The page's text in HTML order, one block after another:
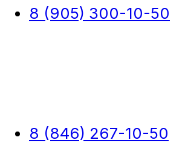
8 (905) 300-10-50
8 (846) 267-10-50